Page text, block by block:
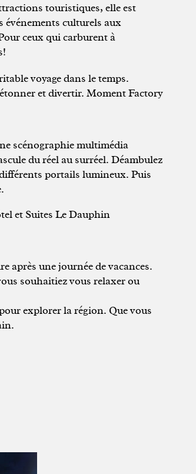
touristiques, elle est
événements culturels aux
ceux qui carburent à
voyage dans le temps.
et divertir. Moment Factory
scénographie multimédia
du réel au surréel. Déambulez
portails lumineux. Puis
et Suites Le Dauphin
après une journée de vacances.
souhaitiez vous relaxer ou
explorer la région. Que vous